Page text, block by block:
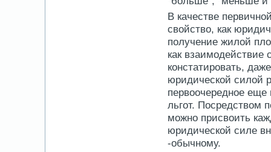
В качестве
свойство, как
получение жилой
как
констатировать,
юридической силой
первоочередное
льгот. Посредством
можно присвоить
юридической силе
-обычному.